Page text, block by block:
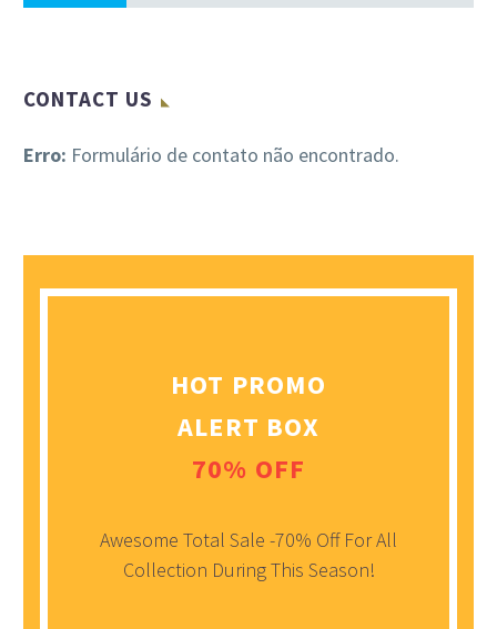
CONTACT US
Erro: Formulário de contato não encontrado.
HOT PROMO
ALERT BOX
70% OFF
Awesome Total Sale -70% Off For All
Collection During This Season!